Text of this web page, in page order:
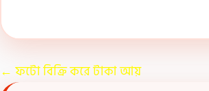
← ফটো বিক্রি করে টাকা আয়